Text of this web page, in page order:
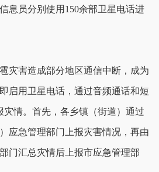
息员分别使用150余部卫星电话进
灾害造成部分地区通信中断，成为
启用卫星电话，通过音频通话和短
灾情。首先，各乡镇（街道）通过
应急管理部门上报灾害情况，再由
门汇总灾情后上报市应急管理部